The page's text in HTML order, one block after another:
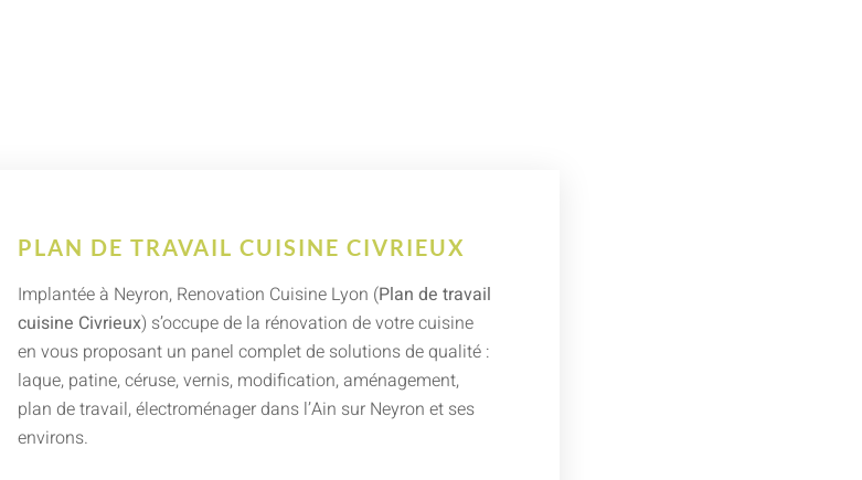
PLAN DE TRAVAIL CUISINE CIVRIEUX
Implantée à Neyron, Renovation Cuisine Lyon (Plan de travail
cuisine Civrieux) s’occupe de la rénovation de votre cuisine
en vous proposant un panel complet de solutions de qualité :
laque, patine, céruse, vernis, modification, aménagement,
plan de travail, électroménager dans l’Ain sur Neyron et ses
environs.